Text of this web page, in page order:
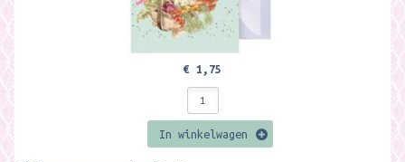
€ 1,75
In winkelwagen